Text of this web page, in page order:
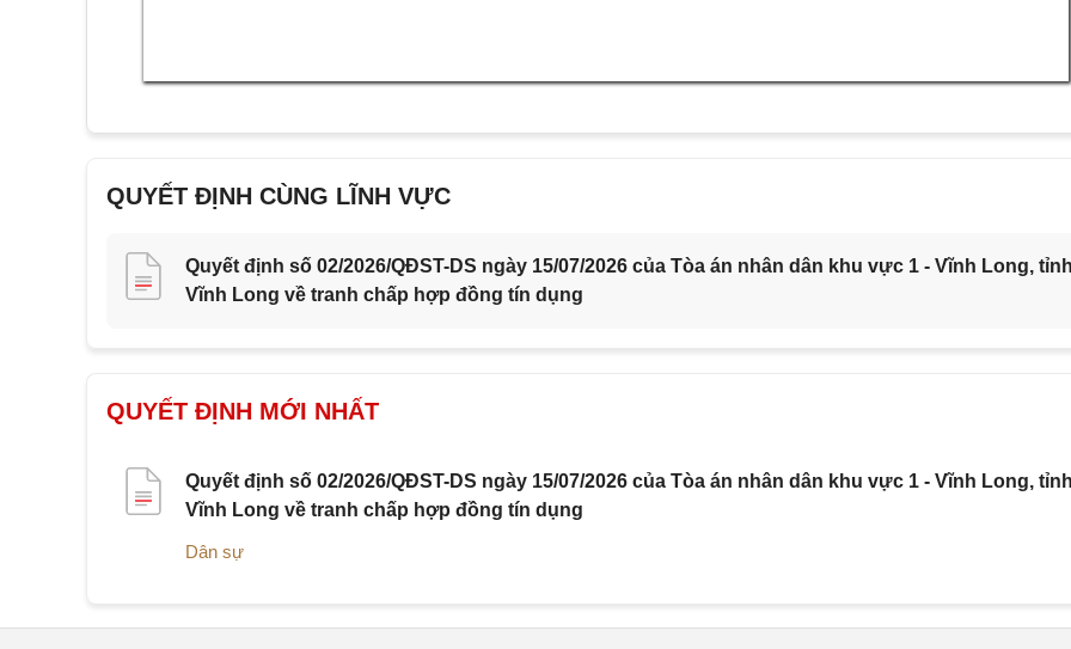
QUYẾT ĐỊNH CÙNG LĨNH VỰC
Quyết định số 02/2026/QĐST-DS ngày 15/07/2026 của Tòa án nhân dân khu vực 1 - Vĩnh Long,
Vĩnh Long về tranh chấp hợp đồng tín dụng
QUYẾT ĐỊNH MỚI NHẤT
Quyết định số 02/2026/QĐST-DS ngày 15/07/2026 của Tòa án nhân dân khu vực 1 - Vĩnh Long,
Vĩnh Long về tranh chấp hợp đồng tín dụng
Dân sự